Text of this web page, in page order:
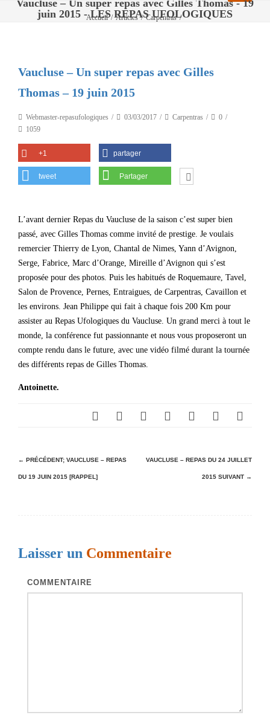
Vaucluse – Un super repas avec Gilles Thomas - 19
juin 2015 - LES REPAS UFOLOGIQUES
Accueil / Articles / Carpentras /
Vaucluse – Un super repas avec Gilles
Thomas – 19 juin 2015
Webmaster-repasufologiques 03/03/2017 Carpentras
0
1059
+1 partager
tweet Partager
L’avant dernier Repas du Vaucluse de la saison c’est super bien
passé, avec Gilles Thomas comme invité de prestige. Je voulais
remercier Thierry de Lyon, Chantal de Nimes, Yann d’Avignon,
Serge, Fabrice, Marc d’Orange, Mireille d’Avignon qui s’est
proposée pour des photos. Puis les habitués de Roquemaure, Tavel,
Salon de Provence, Pernes, Entraigues, de Carpentras, Cavaillon et
les environs. Jean Philippe qui fait à chaque fois 200 Km pour
assister au Repas Ufologiques du Vaucluse. Un grand merci à tout le
monde, la conférence fut passionnante et nous vous proposeront un
compte rendu dans le future, avec une vidéo filmé durant la tournée
des différents repas de Gilles Thomas.
Antoinette.
N
a
a
← PRÉCÉDENT; VAUCLUSE – REPAS
DU 19 JUIN 2015 [RAPPEL]
VAUCLUSE – REPAS DU 24 JUILLET
2015 SUIVANT →
Laisser un Commentaire
COMMENTAIRE